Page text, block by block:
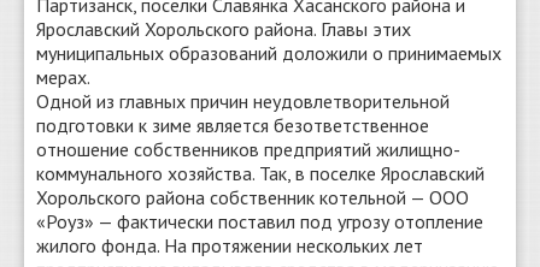
Ярославский Хорольского района. Главы этих
муниципальных образований доложили о принимаемых
мерах.
Одной из главных причин неудовлетворительной
подготовки к зиме является безответственное
отношение собственников предприятий жилищно-
коммунального хозяйства. Так, в поселке Ярославский
Хорольского района собственник котельной — ООО
«Роуз» — фактически поставил под угрозу отопление
жилого фонда. На протяжении нескольких лет